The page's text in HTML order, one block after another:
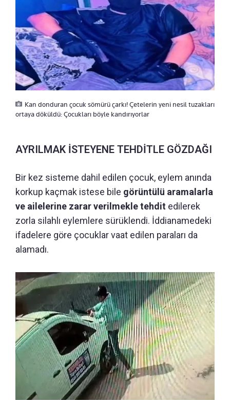
Kan donduran çocuk sömürü çarkı! Çetelerin yeni nesil tuzakları
ortaya döküldü: Çocukları böyle kandırıyorlar
AYRILMAK İSTEYENE TEHDİTLE GÖZDAĞI
Bir kez sisteme dahil edilen çocuk, eylem anında
korkup kaçmak istese bile görüntülü aramalarla
ve ailelerine zarar verilmekle tehdit edilerek
zorla silahlı eylemlere sürüklendi. İddianamedeki
ifadelere göre çocuklar vaat edilen paraları da
alamadı.